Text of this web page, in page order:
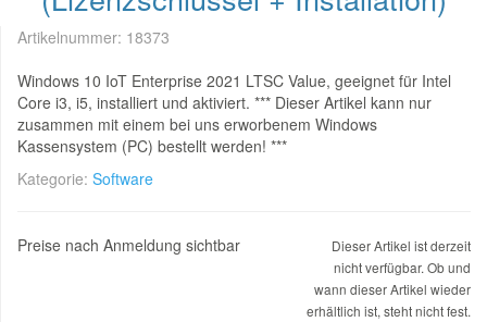
Artikelnummer: 18373
Windows 10 IoT Enterprise 2021 LTSC Value, geeignet für Intel
Core i3, i5, installiert und aktiviert. *** Dieser Artikel kann nur
zusammen mit einem bei uns erworbenem Windows
Kassensystem (PC) bestellt werden! ***
Kategorie: Software
Preise nach Anmeldung sichtbar
Dieser Artikel ist derzeit
nicht verfügbar. Ob und
wann dieser Artikel wieder
erhältlich ist, steht nicht fest.